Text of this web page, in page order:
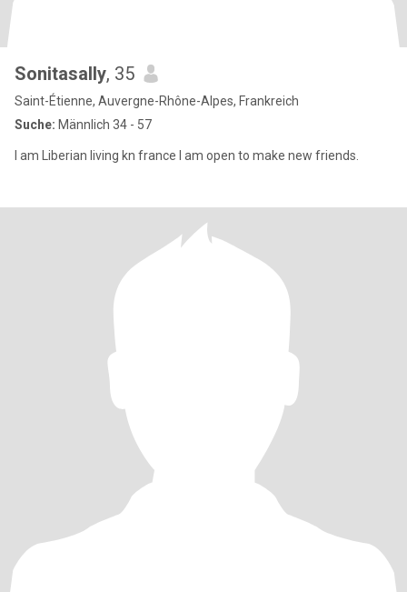
Sonitasally, 35
Saint-Étienne, Auvergne-Rhône-Alpes, Frankreich
Suche: Männlich 34 - 57
I am Liberian living kn france I am open to make new friends.